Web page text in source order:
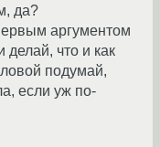
да?
аргументом
делай, что и как
подумай,
если уж по-